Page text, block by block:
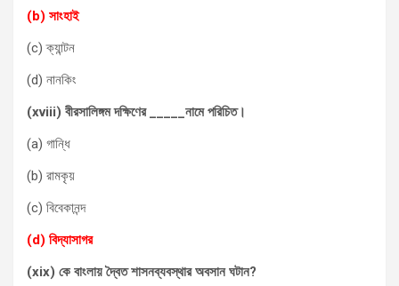
(b) সাংহাই
(c) ক্যান্টন
(d) নানকিং
(xviii) বীরসালিঙ্গম দক্ষিণের _____নামে পরিচিত।
(a) গান্ধি
(b) রামকৃয়
(c) বিবেকানন্দ
(d) বিদ্যাসাগর
(xix) কে বাংলায় দ্বৈত শাসনব্যবস্থার অবসান ঘটান?